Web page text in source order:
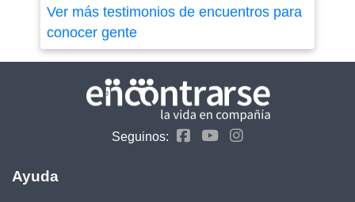
Ver más testimonios de encuentros para
conocer gente
Seguinos:
Ayuda